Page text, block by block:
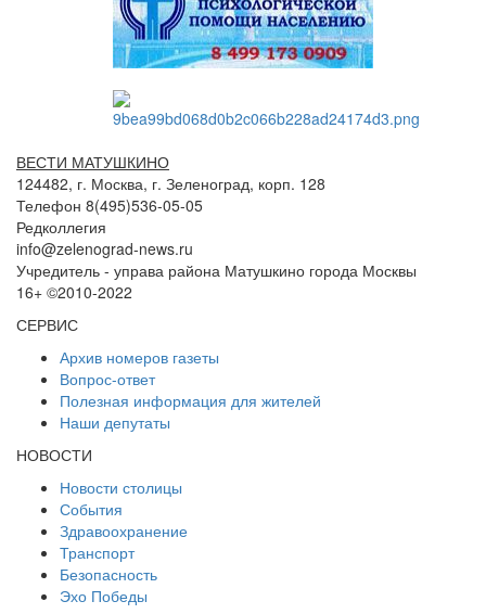
ВЕСТИ МАТУШКИНО
124482, г. Москва, г. Зеленоград, корп. 128
Телефон 8(495)536-05-05
Редколлегия
info@zelenograd-news.ru
Учредитель - управа района Матушкино города Москвы
16+ ©2010-2022
СЕРВИС
Архив номеров газеты
Вопрос-ответ
Полезная информация для жителей
Наши депутаты
НОВОСТИ
Новости столицы
События
Здравоохранение
Транспорт
Безопасность
Эхо Победы